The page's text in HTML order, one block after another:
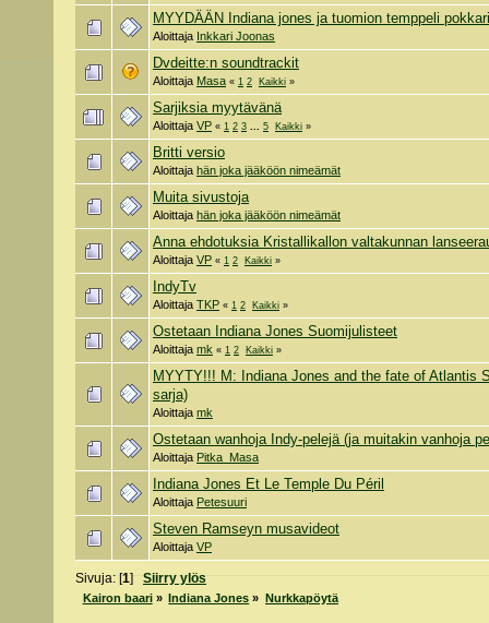
MYYDÄÄN Indiana jones ja tuomion temppeli pokkari
Aloittaja Inkkari Joonas
Dvdeitte:n soundtrackit
Aloittaja Masa « 1 2 Kaikki »
Sarjiksia myytävänä
Aloittaja VP « 1 2 3 ... 5 Kaikki »
Britti versio
Aloittaja hän joka jääköön nimeämät
Muita sivustoja
Aloittaja hän joka jääköön nimeämät
Anna ehdotuksia Kristallikallon valtakunnan
Aloittaja VP « 1 2 Kaikki »
IndyTv
Aloittaja TKP « 1 2 Kaikki »
Ostetaan Indiana Jones Suomijulisteet
Aloittaja mk « 1 2 Kaikki »
MYYTY!!! M: Indiana Jones and the fate of Atlantis
sarja)
Aloittaja mk
Ostetaan wanhoja Indy-pelejä (ja muitakin vanhoja
Aloittaja Pitka_Masa
Indiana Jones Et Le Temple Du Péril
Aloittaja Petesuuri
Steven Ramseyn musavideot
Aloittaja VP
Sivuja: [1] Siirry ylös
Kairon baari» Indiana Jones » Nurkkapöytä